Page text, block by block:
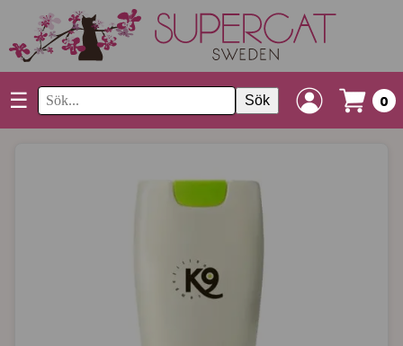
☰ Sök 0